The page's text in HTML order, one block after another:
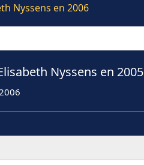
Nyssens en 2006
Nyssens en 2005